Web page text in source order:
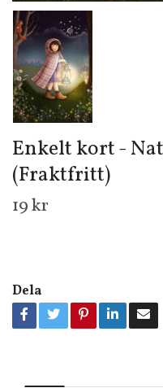
Enkelt kort -
(Fraktfritt)
19 kr
Dela